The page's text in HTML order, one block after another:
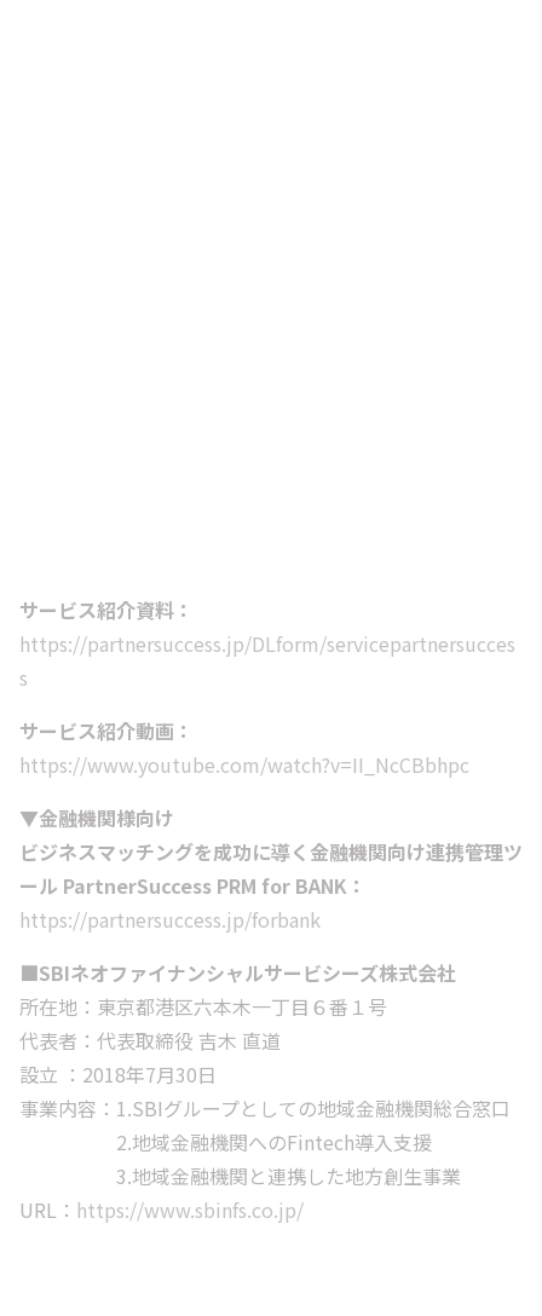
サービス紹介資料：
https://partnersuccess.jp/DLform/servicepartnersucces
s
サービス紹介動画：
https://www.youtube.com/watch?v=II_NcCBbhpc
▼金融機関様向け
ビジネスマッチングを成功に導く金融機関向け連携管理ツ
ール PartnerSuccess PRM for BANK：
https://partnersuccess.jp/forbank
■SBIネオファイナンシャルサービシーズ株式会社
所在地：東京都港区六本木一丁目６番１号
代表者：代表取締役 吉木 直道
設立 ：2018年7月30日
事業内容：1.SBIグループとしての地域金融機関総合窓口
2.地域金融機関へのFintech導入支援
3.地域金融機関と連携した地方創生事業
URL： https://www.sbinfs.co.jp/